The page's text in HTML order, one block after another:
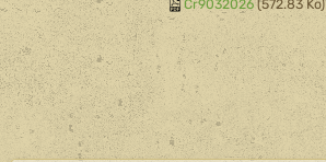
Cr9032026(572.83 Ko)